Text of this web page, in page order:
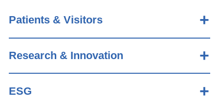
Patients & Visitors
Research & Innovation
ESG